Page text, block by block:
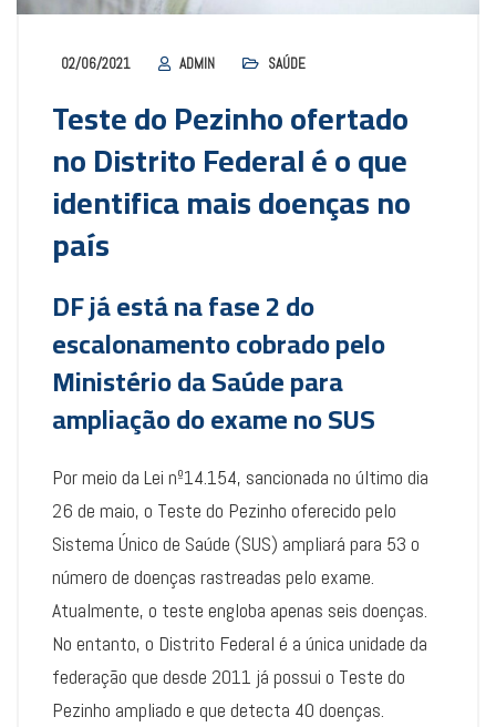
02/06/2021 ADMIN SAÚDE
Teste do Pezinho ofertado
no Distrito Federal é o que
identifica mais doenças no
país
DF já está na fase 2 do
escalonamento cobrado pelo
Ministério da Saúde para
ampliação do exame no SUS
Por meio da Lei nº14.154, sancionada no último dia
26 de maio, o Teste do Pezinho oferecido pelo
Sistema Único de Saúde (SUS) ampliará para 53 o
número de doenças rastreadas pelo exame.
Atualmente, o teste engloba apenas seis doenças.
No entanto, o Distrito Federal é a única unidade da
federação que desde 2011 já possui o Teste do
Pezinho ampliado e que detecta 40 doenças.